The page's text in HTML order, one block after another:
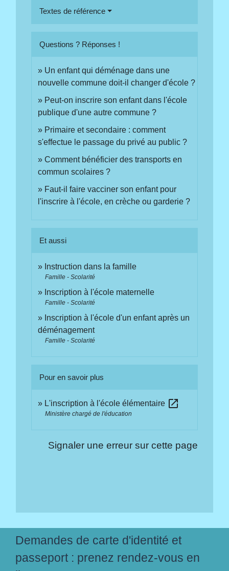
Textes de référence
Questions ? Réponses !
Un enfant qui déménage dans une
nouvelle commune doit-il changer d'école ?
Peut-on inscrire son enfant dans l'école
publique d'une autre commune ?
Primaire et secondaire : comment
s'effectue le passage du privé au public ?
Comment bénéficier des transports en
commun scolaires ?
Faut-il faire vacciner son enfant pour
l'inscrire à l'école, en crèche ou garderie ?
Et aussi
Instruction dans la famille
Famille - Scolarité
Inscription à l'école maternelle
Famille - Scolarité
Inscription à l'école d'un enfant après un
déménagement
Famille - Scolarité
Pour en savoir plus
L'inscription à l'école élémentaire open_in_new
Ministère chargé de l'éducation
Signaler une erreur sur cette page
Demandes de carte d'identité et
passeport : prenez rendez-vous en